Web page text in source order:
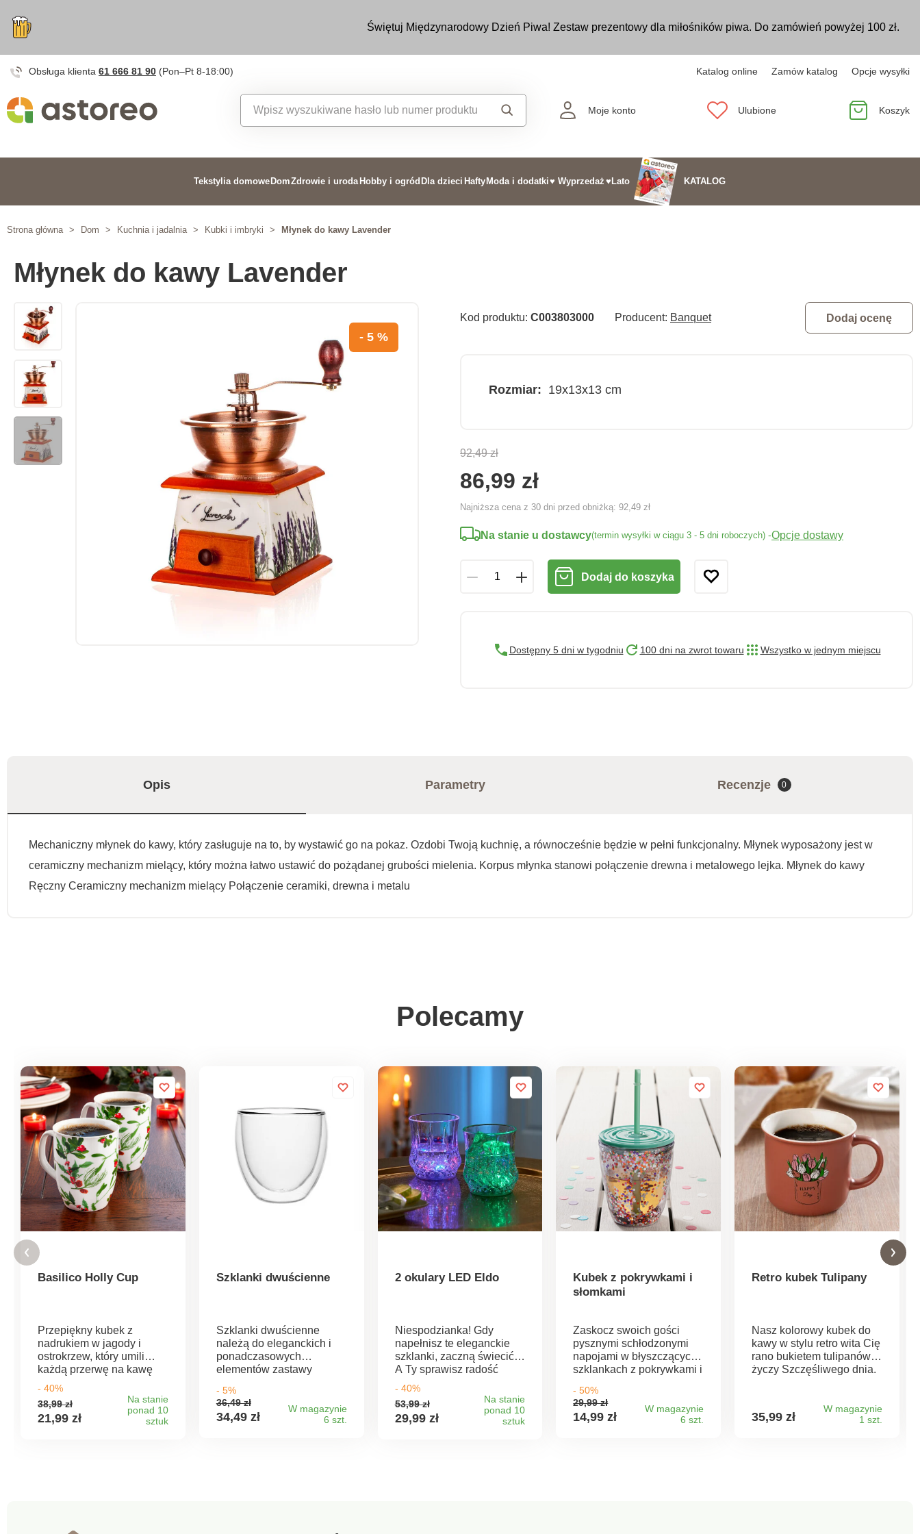
Świętuj Międzynarodowy Dzień Piwa! Zestaw prezentowy dla miłośników piwa. Do zamówień powyżej 100 zł.
Obsługa klienta 61 666 81 90 (Pon–Pt 8-18:00) Katalog online Zamów katalog Opcje wysyłki
Moje konto Ulubione Koszyk
Tekstylia domowe DomZdrowie i uroda Hobby i ogród Dla dzieci Hafty Moda i dodatki♥ Wyprzedaż ♥Lato KATALOG
Strona główna > Dom > Kuchnia i jadalnia > Kubki i imbryki > Młynek do kawy Lavender
Młynek do kawy Lavender
- 5 %
Kod produktu: C003803000 Producent: Banquet Dodaj ocenę
Rozmiar: 19x13x13 cm
92,49 zł
86,99 zł
Najniższa cena z 30 dni przed obniżką: 92,49 zł
Na stanie u dostawcy(termin wysyłki w ciągu 3 - 5 dni roboczych) -Opcje dostawy
Dodaj do koszyka
Dostępny 5 dni w tygodniu 100 dni na zwrot towaru Wszystko w jednym miejscu
Opis Parametry Recenzje 0
Mechaniczny młynek do kawy, który zasługuje na to, by wystawić go na pokaz. Ozdobi Twoją kuchnię, a równocześnie będzie w pełni funkcjonalny. Młynek wyposażony jest w
ceramiczny mechanizm mielący, który można łatwo ustawić do pożądanej grubości mielenia. Korpus młynka stanowi połączenie drewna i metalowego lejka. Młynek do kawy
Ręczny Ceramiczny mechanizm mielący Połączenie ceramiki, drewna i metalu
Polecamy
Basilico Holly Cup
Przepiękny kubek z
nadrukiem w jagody i
ostrokrzew, który umili
każdą przerwę na kawę
nie tylko w okresie świąt!
- 40%
38,99 zł
21,99 zł
Na stanie
ponad 10
sztuk
Szklanki dwuścienne
Szklanki dwuścienne
należą do eleganckich i
ponadczasowych
elementów zastawy
dmuchane z wysokiej
jakości szkła
borokrzemianowego.
- 5%
36,49 zł
34,49 zł
W magazynie
6 szt.
2 okulary LED Eldo
Niespodzianka! Gdy
napełnisz te eleganckie
szklanki, zaczną świecić.
A Ty sprawisz radość
swoim gościom! Szkło. Z 6
diodami LED. Zapalają się
po napełnieniu. Zasilanie
bateryjne. Eldo.
- 40%
53,99 zł
29,99 zł
Na stanie
ponad 10
sztuk
Kubek z pokrywkami i
słomkami
Zaskocz swoich gości
pysznymi schłodzonymi
napojami w błyszczących
szklankach z pokrywkami i
- 50%
29,99 zł
14,99 zł
W magazynie
6 szt.
Retro kubek Tulipany
Nasz kolorowy kubek do
kawy w stylu retro wita Cię
rano bukietem tulipanów i
życzy Szczęśliwego dnia.
35,99 zł
W magazynie
1 szt.